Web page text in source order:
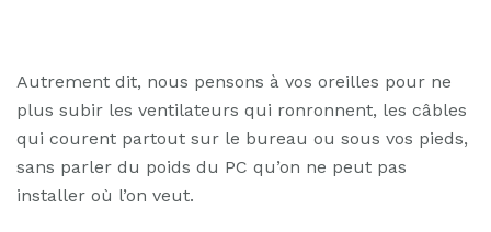
Autrement dit, nous pensons à vos oreilles pour ne
plus subir les ventilateurs qui ronronnent, les câbles
qui courent partout sur le bureau ou sous vos pieds,
sans parler du poids du PC qu’on ne peut pas
installer où l’on veut.